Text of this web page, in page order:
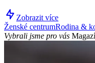
Zobrazit více
Ženské centrumRodina &
Vybrali jsme pro vás